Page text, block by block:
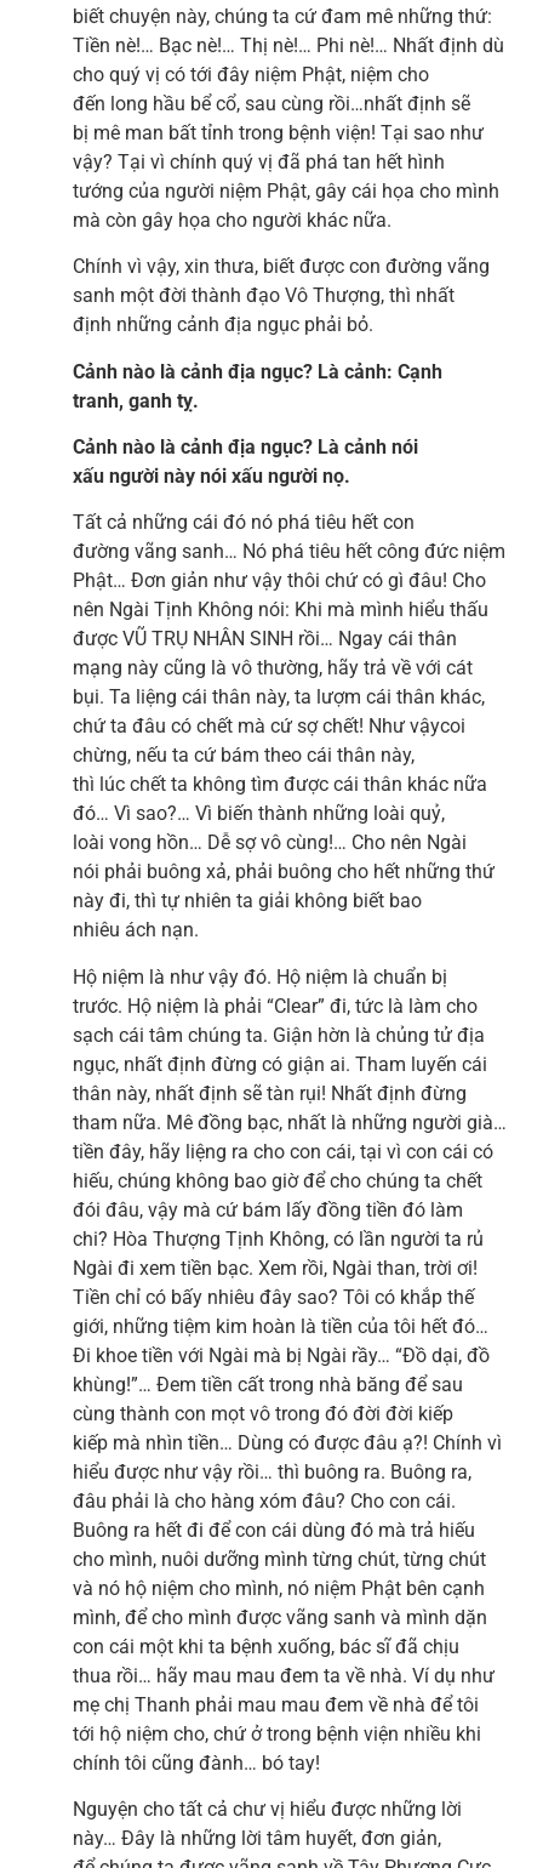
biết chuyện này, chúng ta cứ đam mê những thứ:
Tiền nè!… Bạc nè!… Thị nè!… Phi nè!… Nhất định dù
cho quý vị có tới đây niệm Phật, niệm cho
đến long hầu bể cổ, sau cùng rồi…nhất định sẽ
bị mê man bất tỉnh trong bệnh viện! Tại sao như
vậy? Tại vì chính quý vị đã phá tan hết hình
tướng của người niệm Phật, gây cái họa cho mình
mà còn gây họa cho người khác nữa.
Chính vì vậy, xin thưa, biết được con đường vãng
sanh một đời thành đạo Vô Thượng, thì nhất
định những cảnh địa ngục phải bỏ.
Cảnh nào là cảnh địa ngục? Là cảnh: Cạnh
tranh, ganh tỵ.
Cảnh nào là cảnh địa ngục? Là cảnh nói
xấu người này nói xấu người nọ.
Tất cả những cái đó nó phá tiêu hết con
đường vãng sanh… Nó phá tiêu hết công đức niệm
Phật… Đơn giản như vậy thôi chứ có gì đâu! Cho
nên Ngài Tịnh Không nói: Khi mà mình hiểu thấu
được VŨ TRỤ NHÂN SINH rồi… Ngay cái thân
mạng này cũng là vô thường, hãy trả về với cát
bụi. Ta liệng cái thân này, ta lượm cái thân khác,
chứ ta đâu có chết mà cứ sợ chết! Như vậycoi
chừng, nếu ta cứ bám theo cái thân này,
thì lúc chết ta không tìm được cái thân khác nữa
đó… Vì sao?… Vì biến thành những loài quỷ,
loài vong hồn… Dễ sợ vô cùng!… Cho nên Ngài
nói phải buông xả, phải buông cho hết những thứ
này đi, thì tự nhiên ta giải không biết bao
nhiêu ách nạn.
Hộ niệm là như vậy đó. Hộ niệm là chuẩn bị
trước. Hộ niệm là phải “Clear” đi, tức là làm cho
sạch cái tâm chúng ta. Giận hờn là chủng tử địa
ngục, nhất định đừng có giận ai. Tham luyến cái
thân này, nhất định sẽ tàn rụi! Nhất định đừng
tham nữa. Mê đồng bạc, nhất là những người già…
tiền đây, hãy liệng ra cho con cái, tại vì con cái có
hiếu, chúng không bao giờ để cho chúng ta chết
đói đâu, vậy mà cứ bám lấy đồng tiền đó làm
chi? Hòa Thượng Tịnh Không, có lần người ta rủ
Ngài đi xem tiền bạc. Xem rồi, Ngài than, trời ơi!
Tiền chỉ có bấy nhiêu đây sao? Tôi có khắp thế
giới, những tiệm kim hoàn là tiền của tôi hết đó…
Đi khoe tiền với Ngài mà bị Ngài rầy… “Đồ dại, đồ
khùng!”… Đem tiền cất trong nhà băng để sau
cùng thành con mọt vô trong đó đời đời kiếp
kiếp mà nhìn tiền… Dùng có được đâu ạ?! Chính vì
hiểu được như vậy rồi… thì buông ra. Buông ra,
đâu phải là cho hàng xóm đâu? Cho con cái.
Buông ra hết đi để con cái dùng đó mà trả hiếu
cho mình, nuôi dưỡng mình từng chút, từng chút
và nó hộ niệm cho mình, nó niệm Phật bên cạnh
mình, để cho mình được vãng sanh và mình dặn
con cái một khi ta bệnh xuống, bác sĩ đã chịu
thua rồi… hãy mau mau đem ta về nhà. Ví dụ như
mẹ chị Thanh phải mau mau đem về nhà để tôi
tới hộ niệm cho, chứ ở trong bệnh viện nhiều khi
chính tôi cũng đành… bó tay!
Nguyện cho tất cả chư vị hiểu được những lời
này… Đây là những lời tâm huyết, đơn giản,